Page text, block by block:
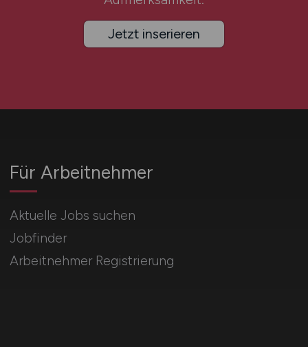
Jetzt inserieren
Für Arbeitnehmer
Aktuelle Jobs suchen
Jobfinder
Arbeitnehmer Registrierung